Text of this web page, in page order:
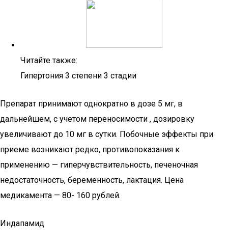
Читайте также:
Гипертония 3 степени 3 стадии
Препарат принимают однократно в дозе 5 мг, в
дальнейшем, с учетом переносимости , дозировку
увеличивают до 10 мг в сутки. Побочные эффекты при
приеме возникают редко, противопоказания к
применению — гиперчувствительность, печеночная
недостаточность, беременность, лактация. Цена
медикамента — 80- 160 рублей.
Индапамид